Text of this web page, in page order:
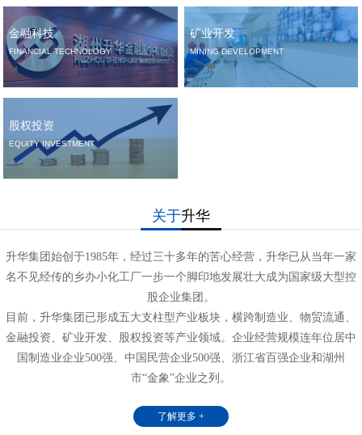
金融科技
FINANCIAL TECHNOLOGY
矿业开发
MINING DEVELOPMENT
股权投资
EQUITY INVESTMENT
关于升华
升华集团始创于1985年，经过三十多年的苦心经营，升华已从当年一家
名不见经传的乡办小化工厂一步一个脚印地发展壮大成为国家级大型控
股企业集团。
目前，升华集团已形成五大支柱型产业板块，横跨制造业、物贸流通、
金融投资、矿业开发、股权投资等产业领域。企业经营规模连年位居中
国制造业企业500强、中国民营企业500强、浙江省百强企业和湖州
市“金象”企业之列。
了解更多 +